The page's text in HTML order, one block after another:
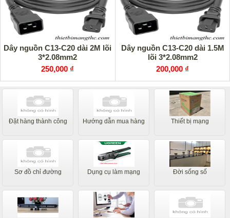
Dây nguồn C13-C20 dài 2M lõi
3*2.08mm2
250,000 ₫
Dây nguồn C13-C20 dài 1.5M
lõi 3*2.08mm2
200,000 ₫
Đặt hàng thành công Hướng dẫn mua hàng Thiết bị mạng
Sơ đồ chỉ đường Dụng cụ làm mạng Đời sống số